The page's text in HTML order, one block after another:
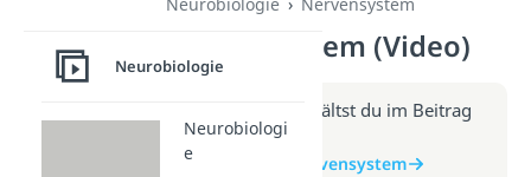
Nervensystem (Video)
Weitere Infos erhältst du im Beitrag
zum Video
zum Beitrag: Nervensystem
Neurobiologie
Neurobiologi
e